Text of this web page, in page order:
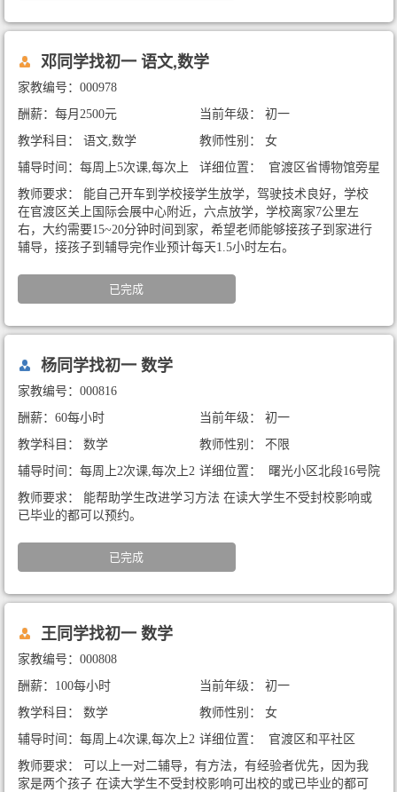
邓同学找初一 语文,数学
家教编号：000978
酬薪：每月2500元
当前年级： 初一
教学科目： 语文,数学
教师性别： 女
辅导时间：每周上5次课,每次上
1.5小时
详细位置： 官渡区省博物馆旁星
河庄园小区
教师要求： 能自己开车到学校接学生放学，驾驶技术良好，学校
在官渡区关上国际会展中心附近，六点放学，学校离家7公里左
右，大约需要15~20分钟时间到家，希望老师能够接孩子到家进行
辅导，接孩子到辅导完作业预计每天1.5小时左右。
已完成
杨同学找初一 数学
家教编号：000816
酬薪：60每小时
当前年级： 初一
教学科目： 数学
教师性别： 不限
辅导时间：每周上2次课,每次上2
小时
详细位置： 曙光小区北段16号院
教师要求： 能帮助学生改进学习方法 在读大学生不受封校影响或
已毕业的都可以预约。
已完成
王同学找初一 数学
家教编号：000808
酬薪：100每小时
当前年级： 初一
教学科目： 数学
教师性别： 女
辅导时间：每周上4次课,每次上2
小时
详细位置： 官渡区和平社区
教师要求： 可以上一对二辅导，有方法，有经验者优先，因为我
家是两个孩子 在读大学生不受封校影响可出校的或已毕业的都可